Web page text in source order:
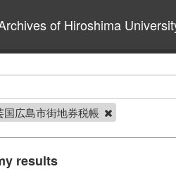
of Hiroshima
国広島市街地券税帳
results